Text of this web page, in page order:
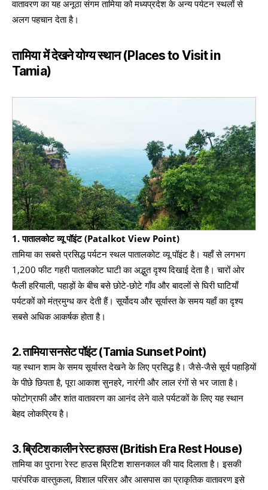
वातावरण का यह अनूठा संगम तामिया को मध्यप्रदेश के अन्य पर्यटन स्थलों से
अलग पहचान देता है।
तामिया में देखने योग्य स्थान(Places to Visit in
Tamia)
1. पातालकोट व्यू पॉइंट (Patalkot View Point)
तामिया का सबसे प्रसिद्ध पर्यटन स्थल पातालकोट व्यू पॉइंट है। यहाँ से लगभग
1,200 फीट गहरी पातालकोट घाटी का अद्भुत दृश्य दिखाई देता है। चारों ओर
फैली हरियाली, पहाड़ों के बीच बसे छोटे-छोटे गाँव और बादलों से घिरी घाटियाँ
पर्यटकों को मंत्रमुग्ध कर देती हैं। सूर्योदय और सूर्यास्त के समय यहाँ का दृश्य
सबसे अधिक आकर्षक होता है।
2. तामिया सनसेट पॉइंट (Tamia Sunset Point)
यह स्थान शाम के समय सूर्यास्त देखने के लिए प्रसिद्ध है। जैसे-जैसे सूर्य पहाड़ियों
के पीछे छिपता है, पूरा आकाश सुनहरे, नारंगी और लाल रंगों से भर जाता है।
फोटोग्राफी और शांत वातावरण का आनंद लेने वाले पर्यटकों के लिए यह स्थान
बेहद लोकप्रिय है।
3. ब्रिटिश कालीन रेस्ट हाउस (British Era Rest House)
तामिया का पुराना रेस्ट हाउस ब्रिटिश शासनकाल की याद दिलाता है। इसकी
पारंपरिक वास्तुकला, विशाल परिसर और आसपास का प्राकृतिक वातावरण इसे